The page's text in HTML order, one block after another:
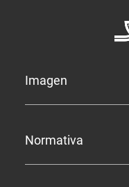
Imagen
Normativa